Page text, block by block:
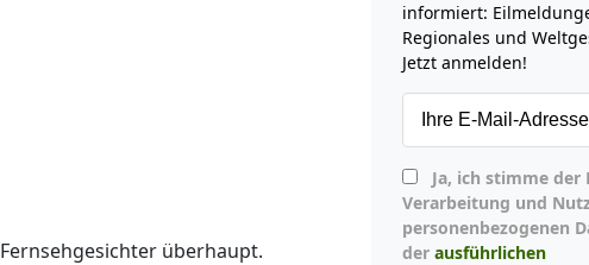
überhaupt.
informiert:
Regionales und
Jetzt anmelden!
Verarbeitung und
personenbezogenen
der ausführlichen